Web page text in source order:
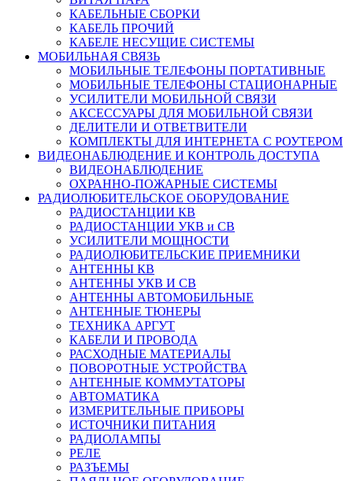
КАБЕЛЬНЫЕ СБОРКИ
КАБЕЛЬ ПРОЧИЙ
КАБЕЛЕ НЕСУЩИЕ СИСТЕМЫ
МОБИЛЬНАЯ СВЯЗЬ
МОБИЛЬНЫЕ ТЕЛЕФОНЫ ПОРТАТИВНЫЕ
МОБИЛЬНЫЕ ТЕЛЕФОНЫ СТАЦИОНАРНЫЕ
УСИЛИТЕЛИ МОБИЛЬНОЙ СВЯЗИ
АКСЕССУАРЫ ДЛЯ МОБИЛЬНОЙ СВЯЗИ
ДЕЛИТЕЛИ И ОТВЕТВИТЕЛИ
КОМПЛЕКТЫ ДЛЯ ИНТЕРНЕТА С РОУТЕРОМ
ВИДЕОНАБЛЮДЕНИЕ И КОНТРОЛЬ ДОСТУПА
ВИДЕОНАБЛЮДЕНИЕ
ОХРАННО-ПОЖАРНЫЕ СИСТЕМЫ
РАДИОЛЮБИТЕЛЬСКОЕ ОБОРУДОВАНИЕ
РАДИОСТАНЦИИ КВ
РАДИОСТАНЦИИ УКВ и СВ
УСИЛИТЕЛИ МОЩНОСТИ
РАДИОЛЮБИТЕЛЬСКИЕ ПРИЕМНИКИ
АНТЕННЫ КВ
АНТЕННЫ УКВ И СВ
АНТЕННЫ АВТОМОБИЛЬНЫЕ
АНТЕННЫЕ ТЮНЕРЫ
ТЕХНИКА АРГУТ
КАБЕЛИ И ПРОВОДА
РАСХОДНЫЕ МАТЕРИАЛЫ
ПОВОРОТНЫЕ УСТРОЙСТВА
АНТЕННЫЕ КОММУТАТОРЫ
АВТОМАТИКА
ИЗМЕРИТЕЛЬНЫЕ ПРИБОРЫ
ИСТОЧНИКИ ПИТАНИЯ
РАДИОЛАМПЫ
РЕЛЕ
РАЗЪЕМЫ